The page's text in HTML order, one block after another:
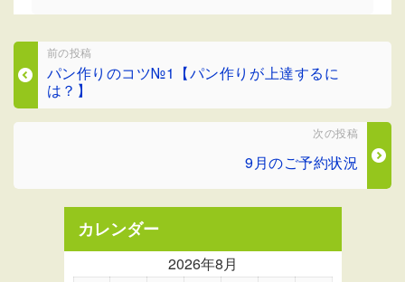
前の投稿
パン作りのコツ№1【パン作りが上達するに
は？】
次の投稿
9月のご予約状況
カレンダー
2026年8月